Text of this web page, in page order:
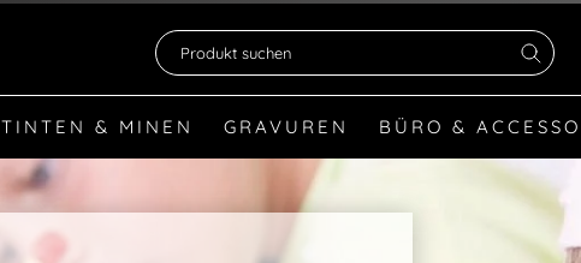
TINTEN & MINEN GRAVUREN BÜRO &
Produkt suchen